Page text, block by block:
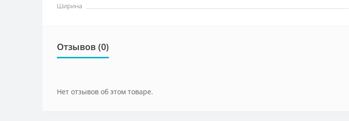
Ширина
Отзывов (0)
Нет отзывов об этом товаре.